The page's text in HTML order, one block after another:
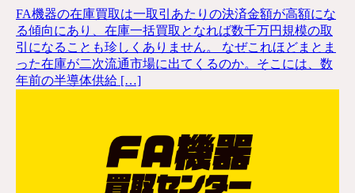
FA機器の在庫買取は一取引あたりの決済金額が高額にな
る傾向にあり、在庫一括買取となれば数千万円規模の取
引になることも珍しくありません。 なぜこれほどまとま
った在庫が二次流通市場に出てくるのか。そこには、数
年前の半導体供給 […]